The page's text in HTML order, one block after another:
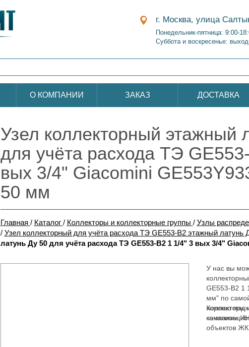
г. Москва, улица
Понедельник-пятница: 9:00-
Суббота и воскресенье:
О КОМПАНИИ ЗАКАЗ ДОСТАВКА
Узел коллекторный этажный
для учёта расхода ТЭ
вых 3/4" Giacomini
50 мм
Главная / Каталог / Коллекторы и коллекторные группы / Узлы
/ Узел коллекторный для учёта расхода ТЭ GE553-B2 этажный латунь
латунь Ду 50 для учёта расхода ТЭ GE553-B2 1 1/4" 3 вых 3/4"
У нас вы
GE553-B2 1
мм" по
хорошо
объектов
Коллекторы
компании